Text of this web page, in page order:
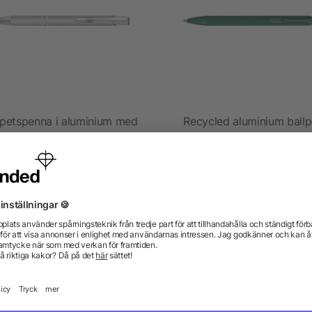
i aluminium med
från 1,85 kr
Recycled aluminium
Vi har svaren.